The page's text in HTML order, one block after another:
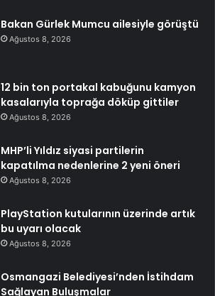
Bakan Gürlek Mumcu ailesiyle görüştü
Ağustos 8, 2026
12 bin ton portakal kabuğunu kamyon
kasalarıyla toprağa döküp gittiler
Ağustos 8, 2026
MHP’li Yıldız siyasi partilerin
kapatılma nedenlerine 2 yeni öneri
Ağustos 8, 2026
PlayStation kutularının üzerinde artık
bu uyarı olacak
Ağustos 8, 2026
Osmangazi Belediyesi’nden İstihdam
Sağlayan Buluşmalar